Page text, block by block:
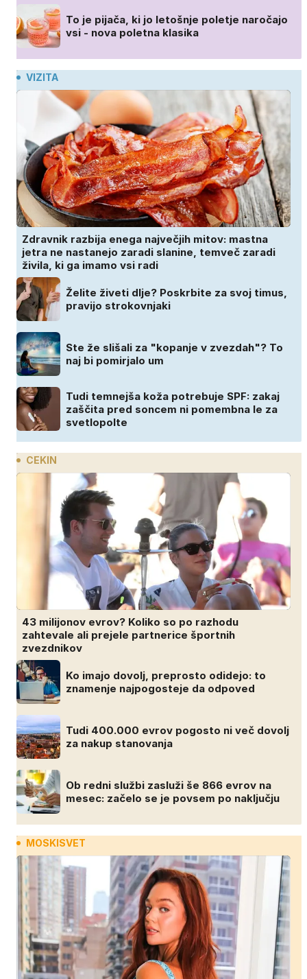
To je pijača, ki jo letošnje poletje naročajo
vsi - nova poletna klasika
VIZITA
Zdravnik razbija enega največjih mitov: mastna
jetra ne nastanejo zaradi slanine, temveč zaradi
živila, ki ga imamo vsi radi
Želite živeti dlje? Poskrbite za svoj timus,
pravijo strokovnjaki
Ste že slišali za "kopanje v zvezdah"? To
naj bi pomirjalo um
Tudi temnejša koža potrebuje SPF: zakaj
zaščita pred soncem ni pomembna le za
svetlopolte
CEKIN
43 milijonov evrov? Koliko so po razhodu
zahtevale ali prejele partnerice športnih
zvezdnikov
Ko imajo dovolj, preprosto odidejo: to
znamenje najpogosteje da odpoved
Tudi 400.000 evrov pogosto ni več dovolj
za nakup stanovanja
Ob redni službi zasluži še 866 evrov na
mesec: začelo se je povsem po naključju
MOSKISVET